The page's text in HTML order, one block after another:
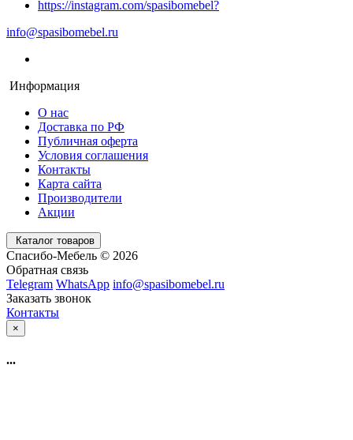
https://instagram.com/spasibomebel?
info@spasibomebel.ru
Информация
О нас
Доставка по РФ
Публичная оферта
Условия соглашения
Контакты
Карта сайта
Производители
Акции
Каталог товаров
Спасибо-Мебель © 2026
Обратная связь
Telegram WhatsApp info@spasibomebel.ru
Заказать звонок
Контакты
×
...